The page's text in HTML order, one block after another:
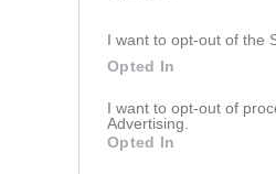
I want to opt-out of the
Opted In
I want to opt-out of
Advertising.
Opted In
Visa fler nyheter
Senast uppdaterade